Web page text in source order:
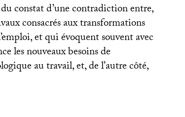
constat d’une contradiction entre,
consacrés aux transformations
et qui évoquent souvent avec
les nouveaux besoins de
au travail, et, de l’autre côté,